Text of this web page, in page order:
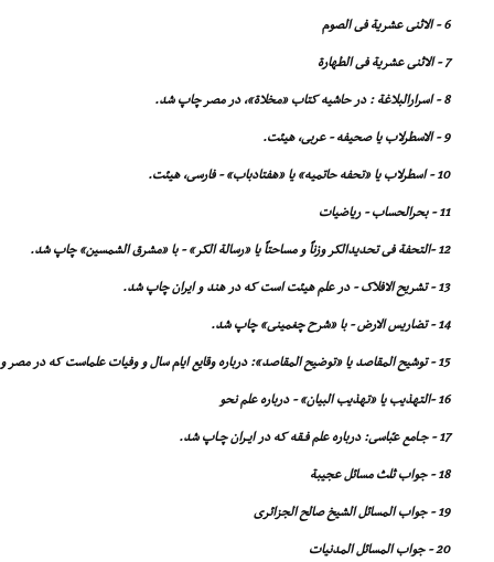
6 - الاثنى عشریة فى الصوم
7 - الاثنى عشریة فى الطهارة
8 - اسرارالبلاغة : در حاشیه کتاب «مخلاة»، در مصر چاپ شد.
9 - الاسطرلاب یا صحیفه - عربى، هیئت.
10 - اسطرلاب یا «تحفه حاتمیه» یا «هفتاد
باب» - فارسى، هیئت.
11 - بحرالحساب - ریاضیات
12 -التحفة فى تحدیدالکر وزناً و مساحتاً یا «رسالة الکر» - با «مشرق الشمسین» چاپ شد.
13 - تشریح الافلاک - در علم هیئت است که در هند و ایران چاپ شد.
14 - تضاریس الارض - با «شرح چغمینى» چاپ شد.
15 - توشیح المقاصد یا «توضیح المقاصد»: درباره وقایع ایام سال و وفیات علماست که در مصر و ایران چاپ شد.
16 -التهذیب یا «تهذیب البیان» - درباره علم نحو
17 - جـامع عبّاسى: درباره علم فـقه که در ایـران چـاپ شد.
18 - جواب ثلث مسائل عجیبة
19 - جواب المسائل الشیخ صالح الجزائرى
20 - جواب المسائل المدنیات